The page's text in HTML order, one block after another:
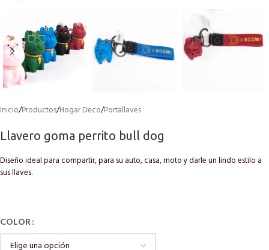
Inicio/Productos/Hogar Deco/Portallaves
Llavero goma perrito bull dog
Diseño ideal para compartir, para su auto, casa, moto y darle un lindo estilo a
sus llaves.
COLOR